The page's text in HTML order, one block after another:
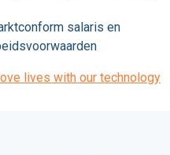
salaris en